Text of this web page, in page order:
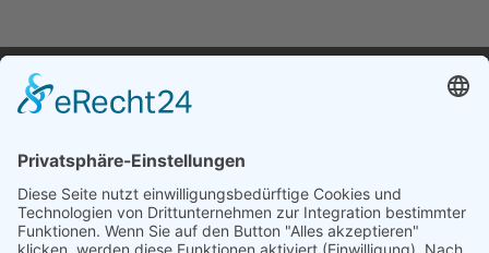
DSZ GmbH
+49 (0)69 98 64 52-0
info@dszgmbh.de